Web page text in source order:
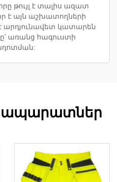
թույլ է տալիս ազատ
է այն աշխատողների
արդյունավետ կատարեն
առանց հագուստի